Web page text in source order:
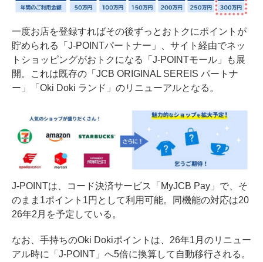
一度お店を登録すればその後ずっとおトクにポイントが
貯められる「J-POINTパートナー」、サイト経由でネッ
トショッピングがおトクになる「J-POINTモール」も展
開。これは既存の「JCB ORIGINAL SEREIS パートナ
ー」「Oki Doki ランド」のリニューアルとなる。
J-POINTは、コード決済サービス「MyJCB Pay」で、そ
のまま1ポイント1円として利用可能。同機能の対応は20
26年2月を予定している。
なお、手持ちのOki Dokiポイントは、26年1月のリニュー
アル時に「J-POINT」へ5倍に換算して自動移行される。